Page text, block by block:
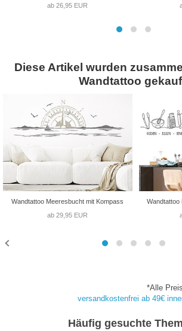
ab 26,95 EUR
Diese Artikel wurden
Wandtattoo
Wandtattoo Meeresbucht mit Kompass
ab 29,95 EUR
Wandtattoo
*Alle
versandkostenfrei ab 49€
Häufig gesuchte